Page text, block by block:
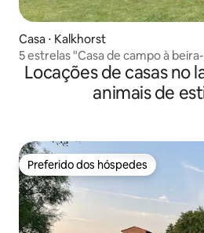
Casa ⋅ Kalkhorst
5 estrelas "Casa de campo à
Locações de casas no
animais de
Preferido dos hóspedes
Preferido dos hóspedes